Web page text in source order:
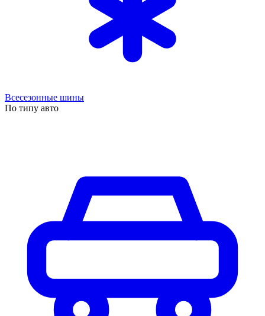
Всесезонные шины
По типу авто